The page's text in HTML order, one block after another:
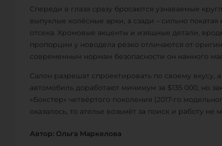
Спереди в глаза сразу бросаются узнаваемые
выпуклые колёсные арки, а сзади – сильно
отсека. Хромовые акценты и изящные детали,
пропорции у новодела резко отличаются от
современным нормам безопасности он намного
Салон разрешат спроектировать по своему вкусу,
автомобиль доработают минимум за $135 000, но
«Бокстер» четвёртого поколения (2017-го
оказалось, то ателье возьмёт за поиск и работу не
Автор: Ольга Маркелова